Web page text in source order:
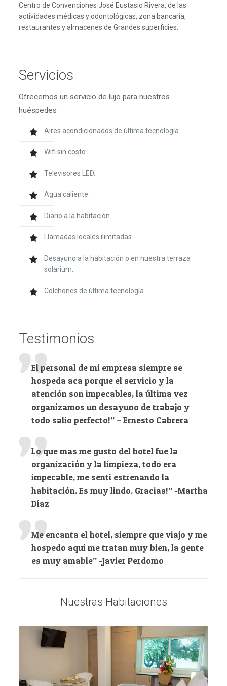
Centro de Convenciones José Eustasio Rivera, de las
actividades médicas y odontológicas, zona bancaria,
restaurantes y almacenes de Grandes superficies.
Servicios
Ofrecemos un servicio de lujo para nuestros
huéspedes
Aires acondicionados de última tecnología.
Wifi sin costo.
Televisores LED.
Agua caliente.
Diario a la habitación.
Llamadas locales ilimitadas.
Desayuno a la habitación o en nuestra terraza
solarium.
Colchones de última tecnología.
Testimonios
El personal de mi empresa siempre se
hospeda aca porque el servicio y la
atención son impecables, la última vez
organizamos un desayuno de trabajo y
todo salio perfecto!” – Ernesto Cabrera
Lo que mas me gusto del hotel fue la
organización y la limpieza, todo era
impecable, me senti estrenando la
habitación. Es muy lindo. Gracias!” -Martha
Díaz
Me encanta el hotel, siempre que viajo y me
hospedo aquí me tratan muy bien, la gente
es muy amable” -Javier Perdomo
Nuestras Habitaciones